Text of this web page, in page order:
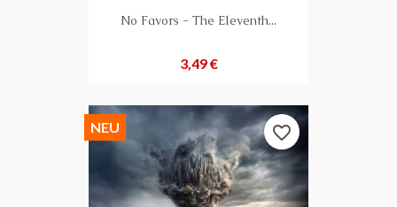
No Favors - The Eleventh...
Preis
3,49 €
NEU favorite_border